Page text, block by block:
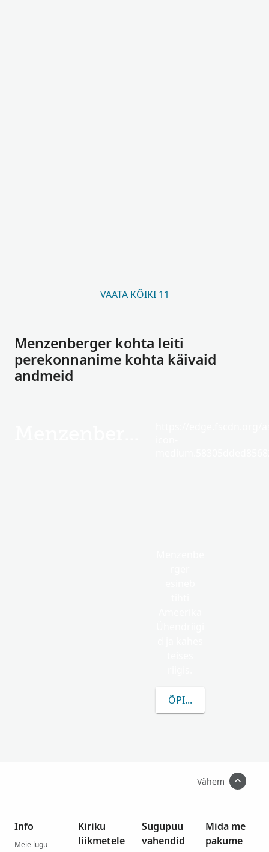
VAATA KÕIKI 11
Menzenberger kohta leiti
perekonnanime kohta käivaid
andmeid
ÕPI ROHKEM
Vähem
Info
Meie lugu
Kiriku
liikmetele
Sugupuu
vahendid
Mida me
pakume